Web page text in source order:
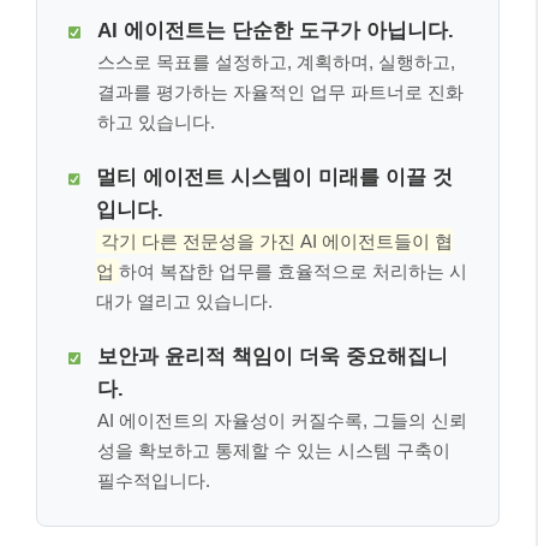
AI 에이전트는 단순한 도구가 아닙니다.
스스로 목표를 설정하고, 계획하며, 실행하고,
결과를 평가하는 자율적인 업무 파트너로 진화
하고 있습니다.
멀티 에이전트 시스템이 미래를 이끌 것
입니다.
각기 다른 전문성을 가진 AI 에이전트들이 협
업 하여 복잡한 업무를 효율적으로 처리하는 시
대가 열리고 있습니다.
보안과 윤리적 책임이 더욱 중요해집니
다.
AI 에이전트의 자율성이 커질수록, 그들의 신뢰
성을 확보하고 통제할 수 있는 시스템 구축이
필수적입니다.